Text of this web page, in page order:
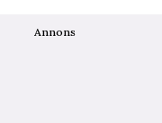
Annons